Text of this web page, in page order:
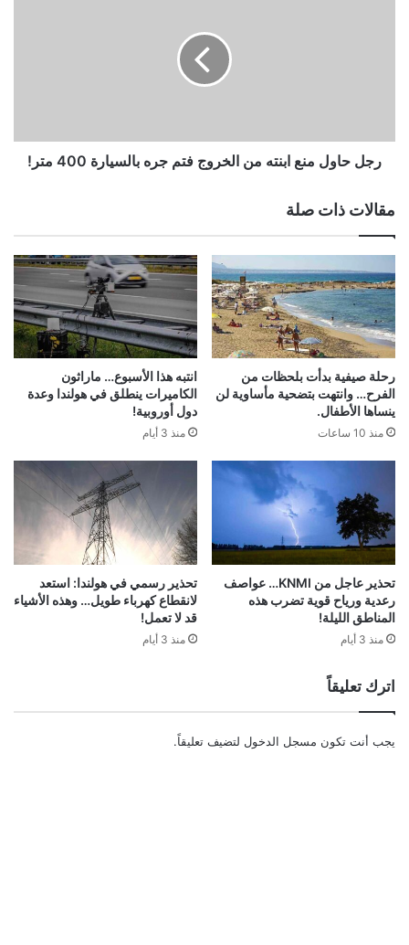
بالسيارة
رجل حاول منع ابنته من الخروج فتم جره بالسيارة 400 متر!
مقالات ذات صلة
رحلة صيفية بدأت بلحظات من
الفرح… وانتهت بتضحية مأساوية لن
ينساها الأطفال.
منذ 10 ساعات
انتبه هذا الأسبوع… ماراثون
الكاميرات ينطلق في هولندا وعدة
دول أوروبية!
منذ 3 أيام
تحذير عاجل من KNMI… عواصف
رعدية ورياح قوية تضرب هذه
المناطق الليلة!
منذ 3 أيام
تحذير رسمي في هولندا: استعد
لانقطاع كهرباء طويل… وهذه الأشياء
قد لا تعمل!
منذ 3 أيام
اترك تعليقاً
يجب أنت تكون مسجل الدخول لتضيف تعليقاً.